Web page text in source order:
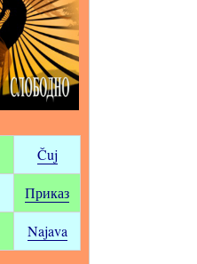
Čuj
Приказ
Najava